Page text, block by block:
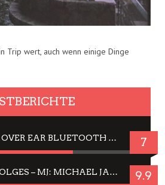
Trip wert, auch wenn einige Dinge
JBL TUNE 720BT: OVER EAR BLUETOOTH KOPFHÖRER UM DIE 50,-€ IM DAUER-TEST 7
WEGEN DES ERFOLGES – MJ: MICHAEL JACKSON MUSICAL IN EINER MATINEE SEHEN 9.9